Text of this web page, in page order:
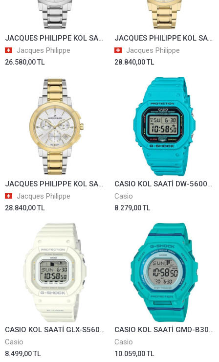
JACQUES PHILIPPE KOL SAATİ JPQLC321326N
Jacques Philippe
26.580,00 TL
JACQUES PHILIPPE KOL SAATİ JPQLC322324N
Jacques Philippe
28.840,00 TL
JACQUES PHILIPPE KOL SAATİ JPQLC327328N
Jacques Philippe
28.840,00 TL
CASIO KOL SAATİ DW-5600EP-2DR
Casio
8.279,00 TL
CASIO KOL SAATİ GLX-S5600-7BDR
Casio
8.499,00 TL
CASIO KOL SAATİ GMD-B300SC-2DR
Casio
10.059,00 TL